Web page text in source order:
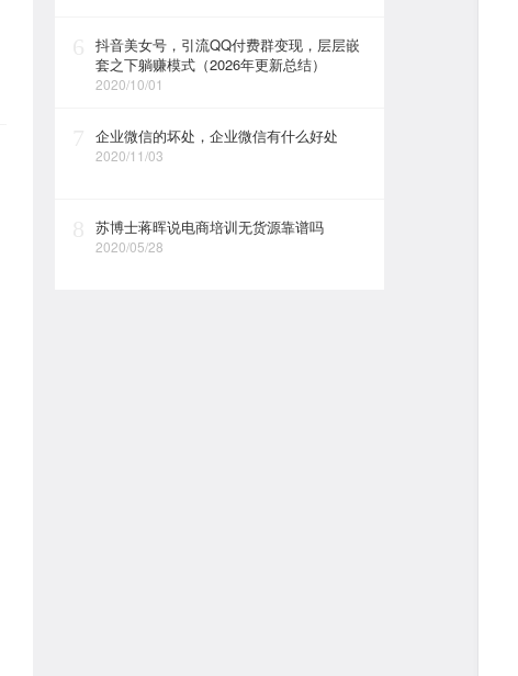
抖音美女号，引流QQ付费群变现，层层嵌
套之下躺赚模式（2026年更新总结）
2020/10/01
企业微信的坏处，企业微信有什么好处
2020/11/03
苏博士蒋晖说电商培训无货源靠谱吗
2020/05/28